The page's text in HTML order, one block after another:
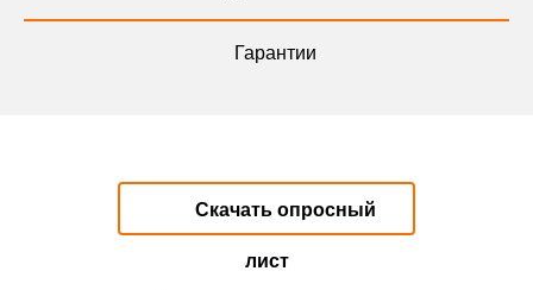
Гарантии
Скачать опросный
лист